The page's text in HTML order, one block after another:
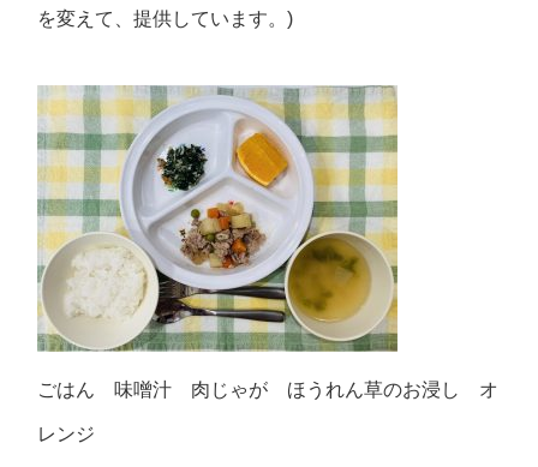
を変えて、提供しています。)
ごはん 味噌汁 肉じゃが ほうれん草のお浸し オ
レンジ